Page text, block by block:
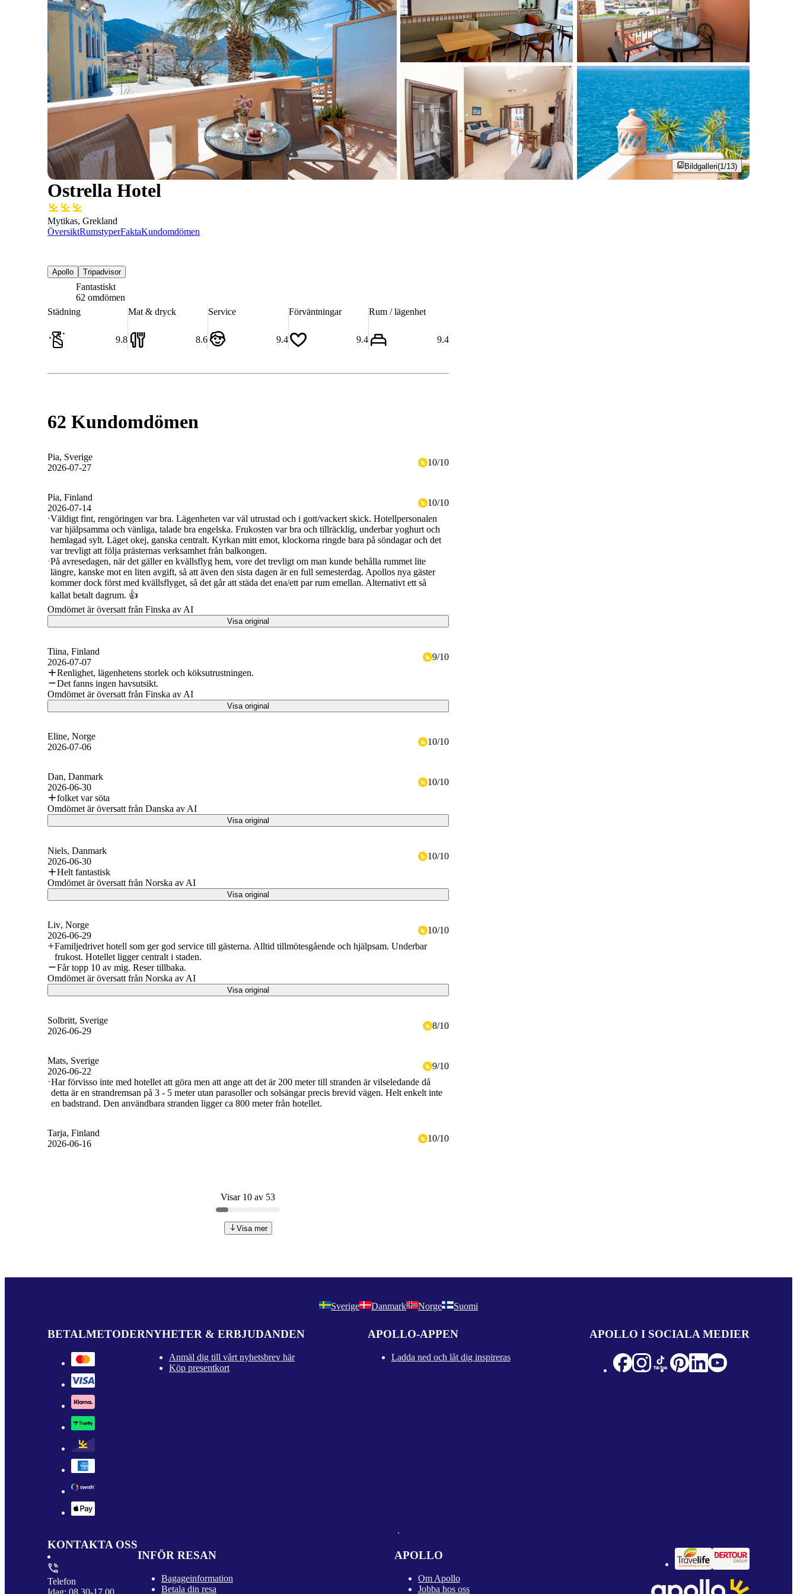
Bildgalleri(1/13)
Ostrella Hotel
Mytikas, Grekland
ÖversiktRumstyperFaktaKundomdömen
Apollo Tripadvisor
Fantastiskt
62 omdömen
Städning
9.8
Mat & dryck
8.6
Service
9.4
Förväntningar
9.4
Rum / lägenhet
9.4
62 Kundomdömen
Pia, Sverige
2026-07-27
10/10
Pia, Finland
2026-07-14
10/10
Väldigt fint, rengöringen var bra. Lägenheten var väl utrustad och i gott/vackert skick. Hotellpersonalen
var hjälpsamma och vänliga, talade bra engelska. Frukosten var bra och tillräcklig, underbar yoghurt och
hemlagad sylt. Läget okej, ganska centralt. Kyrkan mitt emot, klockorna ringde bara på söndagar och det
var trevligt att följa prästernas verksamhet från balkongen.
På avresedagen, när det gäller en kvällsflyg hem, vore det trevligt om man kunde behålla rummet lite
längre, kanske mot en liten avgift, så att även den sista dagen är en full semesterdag. Apollos nya gäster
kommer dock först med kvällsflyget, så det går att städa det ena/ett par rum emellan. Alternativt ett så
kallat betalt dagrum. 👍
Omdömet är översatt från Finska av AI
Visa original
Tiina, Finland
2026-07-07
9/10
Renlighet, lägenhetens storlek och köksutrustningen.
Det fanns ingen havsutsikt.
Omdömet är översatt från Finska av AI
Visa original
Eline, Norge
2026-07-06
10/10
Dan, Danmark
2026-06-30
10/10
folket var söta
Omdömet är översatt från Danska av AI
Visa original
Niels, Danmark
2026-06-30
10/10
Helt fantastisk
Omdömet är översatt från Norska av AI
Visa original
Liv, Norge
2026-06-29
10/10
Familjedrivet hotell som ger god service till gästerna. Alltid tillmötesgående och hjälpsam. Underbar
frukost. Hotellet ligger centralt i staden.
Får topp 10 av mig. Reser tillbaka.
Omdömet är översatt från Norska av AI
Visa original
Solbritt, Sverige
2026-06-29
8/10
Mats, Sverige
2026-06-22
9/10
Har förvisso inte med hotellet att göra men att ange att det är 200 meter till stranden är vilseledande då
detta är en strandremsan på 3 - 5 meter utan parasoller och solsängar precis brevid vägen. Helt enkelt inte
en badstrand. Den användbara stranden ligger ca 800 meter från hotellet.
Tarja, Finland
2026-06-16
10/10
Visar 10 av 53
Visa mer
Sverige Danmark Norge Suomi
BETALMETODERNYHETER & ERBJUDANDEN
Anmäl dig till vårt nyhetsbrev här
Köp presentkort
APOLLO-APPEN
Ladda ned och låt dig inspireras
APOLLO I SOCIALA MEDIER
KONTAKTA OSS
Telefon
Idag: 08.30-17.00
INFÖR RESAN
Bagageinformation
Betala din resa
APOLLO
Om Apollo
Jobba hos oss